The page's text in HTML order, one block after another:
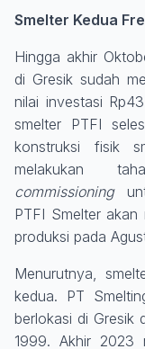
Smelter Kedua
Hingga akhir
di Gresik sudah
nilai investasi
smelter PTFI
konstruksi fisik
melakukan
commissioning
PTFI Smelter
produksi pada
Menurutnya,
kedua. PT
berlokasi di Gresik
1999. Akhir 2023